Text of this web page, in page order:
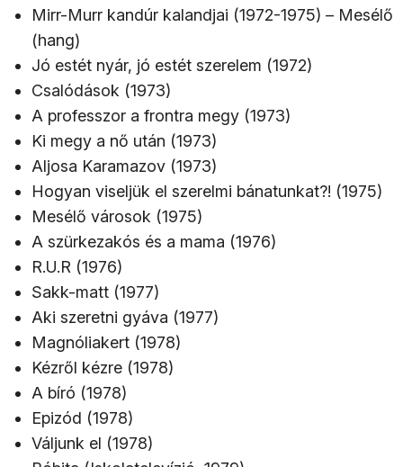
Mirr-Murr kandúr kalandjai (1972-1975) – Mesélő
(hang)
Jó estét nyár, jó estét szerelem (1972)
Csalódások (1973)
A professzor a frontra megy (1973)
Ki megy a nő után (1973)
Aljosa Karamazov (1973)
Hogyan viseljük el szerelmi bánatunkat?! (1975)
Mesélő városok (1975)
A szürkezakós és a mama (1976)
R.U.R (1976)
Sakk-matt (1977)
Aki szeretni gyáva (1977)
Magnóliakert (1978)
Kézről kézre (1978)
A bíró (1978)
Epizód (1978)
Váljunk el (1978)